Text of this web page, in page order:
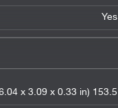
Yes
153.5 x 78.6 x 8.5 mm (6.04 x 3.09 x 0.33 in)